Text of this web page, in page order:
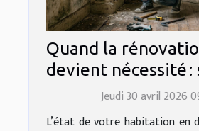
Quand la
devient nécessité :
d’alerte à ne pas
Jeudi 30 avril 2026
L’état de votre habitation en